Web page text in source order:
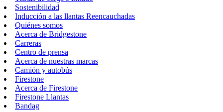
Sostenibilidad
Inducción a las llantas Reencauchadas
Quiénes somos
Acerca de Bridgestone
Carreras
Centro de prensa
Acerca de nuestras marcas
Camión y autobús
Firestone
Acerca de Firestone
Firestone Llantas
Bandag